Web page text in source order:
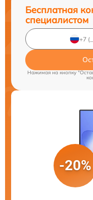
Бесплатная
специалистом
Нажимая на кнопку
-20%